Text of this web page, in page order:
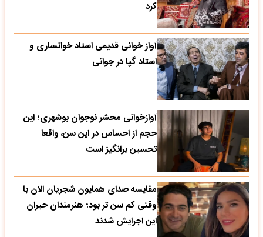
کرد
آواز خوانی قدیمی استاد خوانساری و
استاد گپا در جوانی
آوازخوانی محشر نوجوان بوشهری؛ این
حجم از احساس در این سن، واقعا
تحسین‌ برانگیز است
مقایسه صدای همایون شجریان الان با
وقتی کم سن تر بود؛ هنرمندان حیران
این اجرایش شدند